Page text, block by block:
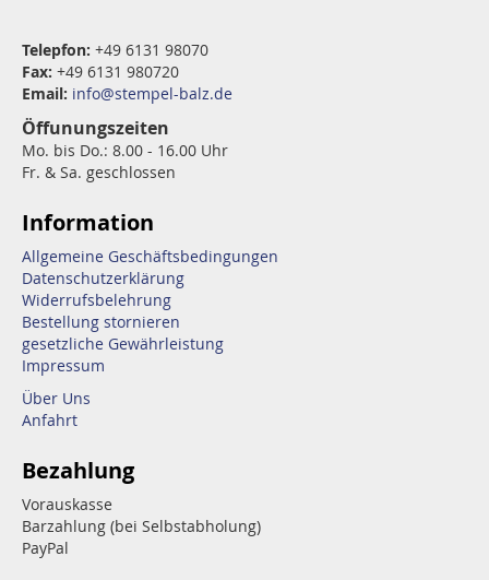
Telepfon: +49 6131 98070
Fax: +49 6131 980720
Email: info@stempel-balz.de
Öffunungszeiten
Mo. bis Do.: 8.00 - 16.00 Uhr
Fr. & Sa. geschlossen
Information
Allgemeine Geschäftsbedingungen
Datenschutzerklärung
Widerrufsbelehrung
Bestellung stornieren
gesetzliche Gewährleistung
Impressum
Über Uns
Anfahrt
Bezahlung
Vorauskasse
Barzahlung (bei Selbstabholung)
PayPal